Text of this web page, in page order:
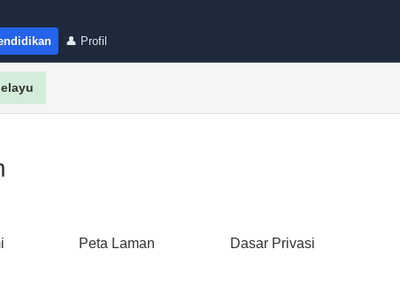
👤 Profil
Peta Laman Dasar Privasi